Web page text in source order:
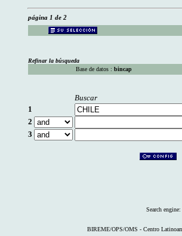
página 1 de 2
Refinar la búsqueda
Base de datos : bincap
Buscar
1
2
3
Search engine:
BIREME/OPS/OMS - Centro